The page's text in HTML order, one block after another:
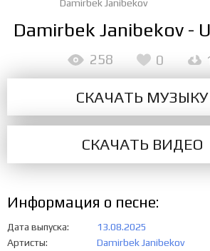
Damirbek Janibekov
Damirbek Janibekov -
СКАЧАТЬ МУЗЫКУ
СКАЧАТЬ ВИДЕО
258 0
Информация о песне:
Дата выпуска
13.08.2025
Артисты
Damirbek Janibekov